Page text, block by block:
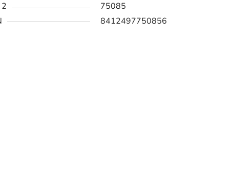
75085
8412497750856